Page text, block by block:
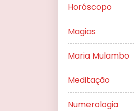
Horóscopo
Magias
Maria Mulambo
Meditação
Numerologia